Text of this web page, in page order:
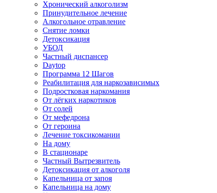
Хронический алкоголизм
Принудительное лечение
Алкогольное отравление
Снятие ломки
Детоксикация
УБОД
Частный диспансер
Daytop
Программа 12 Шагов
Реабилитация для наркозависимых
Подростковая наркомания
От лёгких наркотиков
От солей
От мефедрона
От героина
Лечение токсикомании
На дому
В стационаре
Частный Вытрезвитель
Детоксикация от алкоголя
Капельница от запоя
Капельница на дому